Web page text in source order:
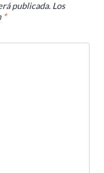
publicada. Los
*